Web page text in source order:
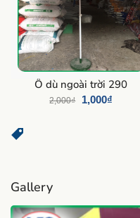
Ô dù ngoài trời 290
2,000₫ 1,000₫
Gallery